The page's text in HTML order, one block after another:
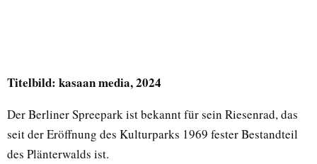
Titelbild: kasaan media, 2024
Der Berliner Spreepark ist bekannt für sein Riesenrad, das
seit der Eröffnung des Kulturparks 1969 fester Bestandteil
des Plänterwalds ist.